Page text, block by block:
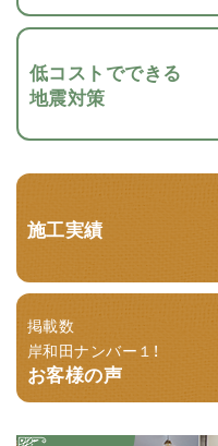
低コストでできる
地震対策
施工実績
掲載数
岸和田ナンバー１！
お客様の声